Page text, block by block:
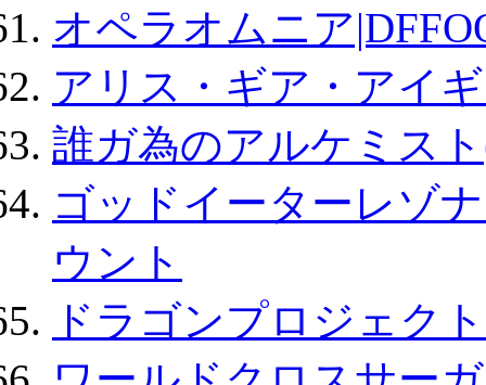
オペラオムニア
アリス・ギア・アイ
誰ガ為のアルケミス
ゴッドイーターレゾ
ウント
ドラゴンプロジェク